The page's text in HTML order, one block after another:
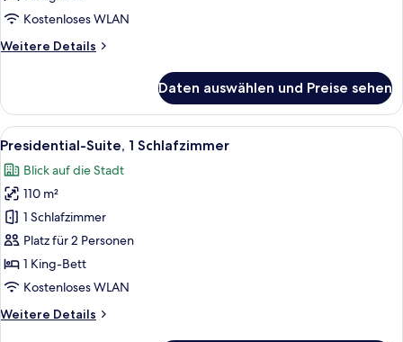
(View)Kostenloses WLAN
Weitere Details
Weitere
Suite,
Schlafzimmer
Daten auswählen und Preise sehen
Alle
Fotos
für
Presidential-
Suite,
1
Schlafzimmer
anzeigen
Ein stilvolles Wohnzimmer mit
8
Presidential-Suite, 1 Schlafzimmer
Blick auf die Stadt
110 m²
1 Schlafzimmer
Platz für 2 Personen
1 King-Bett
Kostenloses WLAN
Weitere Details
Weitere